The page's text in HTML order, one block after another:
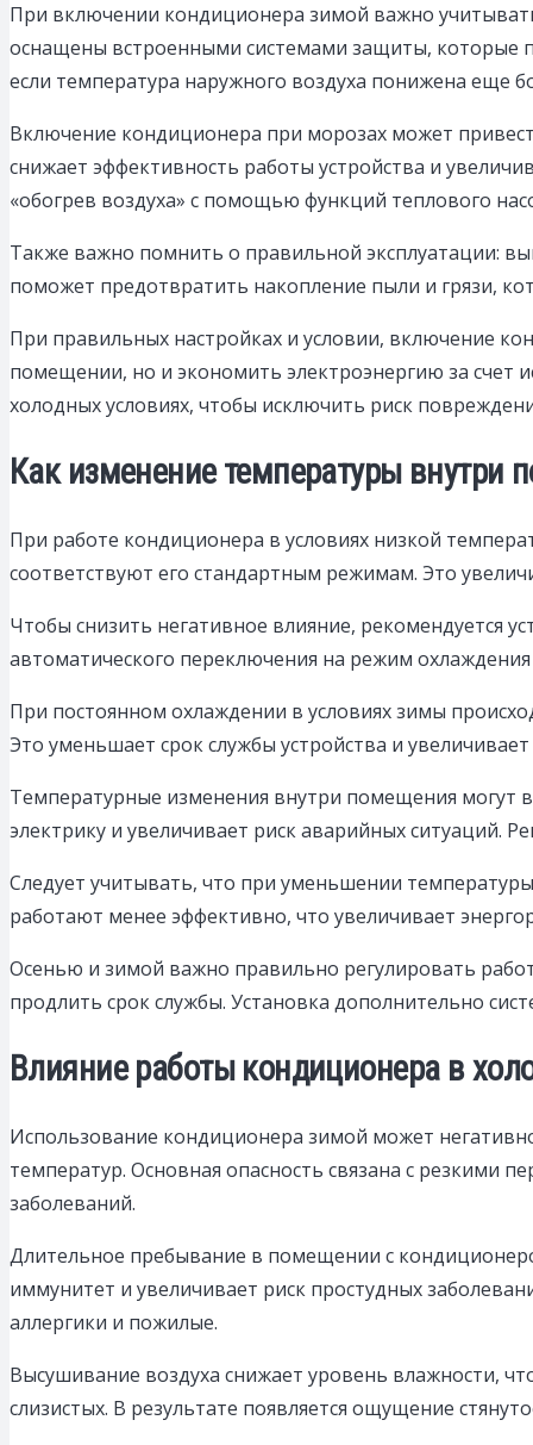
При включении кондиционера зимой важно
оснащены встроенными системами защиты, которые
если температура наружного воздуха понижена еще
Включение кондиционера при морозах может
снижает эффективность работы устройства и
«обогрев воздуха» с помощью функций теплового
Также важно помнить о правильной эксплуатации:
поможет предотвратить накопление пыли и грязи,
При правильных настройках и условии, включение
помещении, но и экономить электроэнергию за счет
холодных условиях, чтобы исключить риск
Как изменение температуры внутри
При работе кондиционера в условиях низкой
соответствуют его стандартным режимам. Это
Чтобы снизить негативное влияние, рекомендуется
автоматического переключения на режим
При постоянном охлаждении в условиях зимы
Это уменьшает срок службы устройства и
Температурные изменения внутри помещения могут
электрику и увеличивает риск аварийных ситуаций.
Следует учитывать, что при уменьшении
работают менее эффективно, что увеличивает
Осенью и зимой важно правильно регулировать
продлить срок службы. Установка дополнительно
Влияние работы кондиционера в
Использование кондиционера зимой может
температур. Основная опасность связана с резкими
заболеваний.
Длительное пребывание в помещении с
иммунитет и увеличивает риск простудных
аллергики и пожилые.
Высушивание воздуха снижает уровень влажности,
слизистых. В результате появляется ощущение